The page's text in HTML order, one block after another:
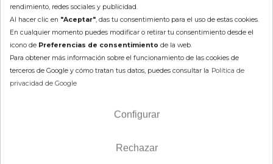
Kawasaki KVF 750 Brute
Force / KVF 700 Praire HI-
Performance MOOSE
UTILITY
296,33 €
266,70 € (impuestos
Disponible en 2-5 días
AÑADIR AL CARRITO
Commander / Outlander /
Renegade (13-18) HI-
Performance MOOSE
UTILITY
266,14 €
239,53 €
rendimiento, redes sociales y publicidad.
Al hacer clic en "Aceptar", das tu consentimiento para el uso de estas cookies.
En cualquier momento puedes modificar o retirar tu consentimiento desde el
icono de Preferencias de consentimiento de la web.
Para obtener más información sobre el funcionamiento de las cookies de
terceros de Google y cómo tratan tus datos, puedes consultar la Política de
privacidad de Google
Configurar
Rechazar